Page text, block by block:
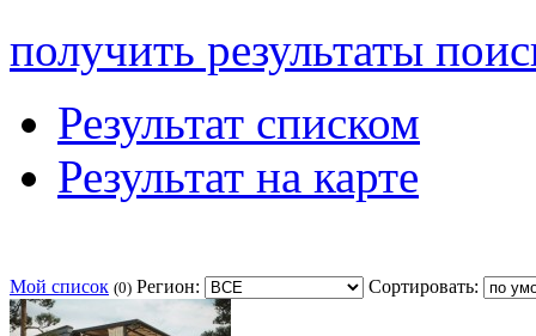
получить результаты
Результат списком
Результат на карте
Мой список (0) Регион: Сортировать: